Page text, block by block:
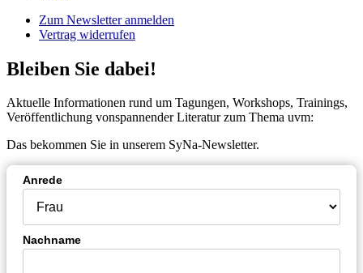
Zum Newsletter anmelden
Vertrag widerrufen
Bleiben Sie dabei!
Aktuelle Informationen rund um Tagungen, Workshops, Trainings,
Veröffentlichung vonspannender Literatur zum Thema uvm:
Das bekommen Sie in unserem SyNa-Newsletter.
Anrede
Nachname